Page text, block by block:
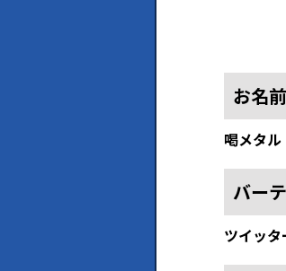
お名前
喝メタル
バー
ツイッ